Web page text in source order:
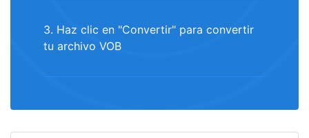
3. Haz clic en "Convertir" para convertir
tu archivo VOB